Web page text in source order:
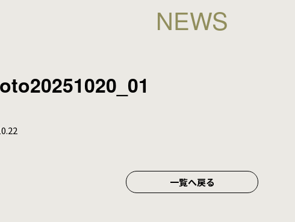
NEWS
一覧へ戻る